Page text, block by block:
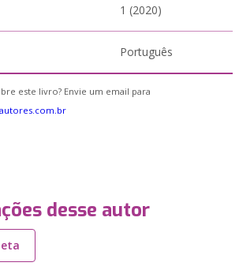
1 (2020)
Português
este livro? Envie um email para
desse autor